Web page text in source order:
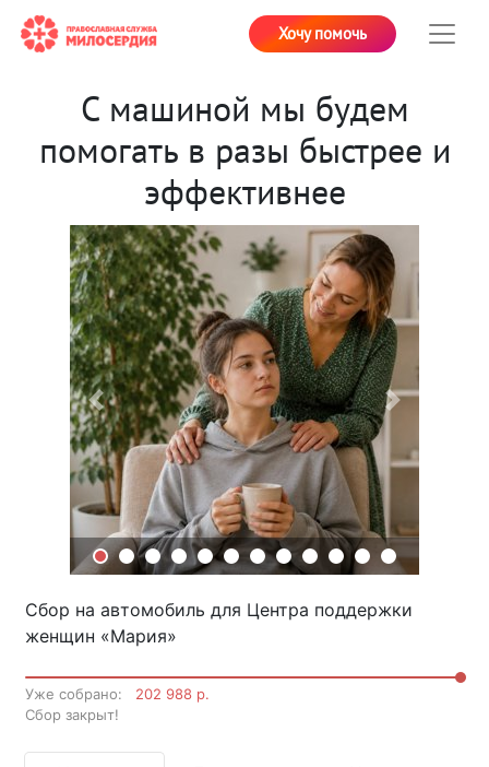
Хочу помочь
С машиной мы будем
помогать в разы быстрее и
эффективнее
Previous Next
Сбор на автомобиль для Центра поддержки
женщин «Мария»
Уже собрано:
202 988 р.
Cбор закрыт!